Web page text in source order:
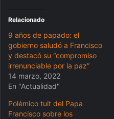
Relacionado
9 años de papado: el
gobierno saludó a Francisco
y destacó su “compromiso
irrenunciable por la paz”
14 marzo, 2022
En "Actualidad"
Polémico tuit del Papa
Francisco sobre los